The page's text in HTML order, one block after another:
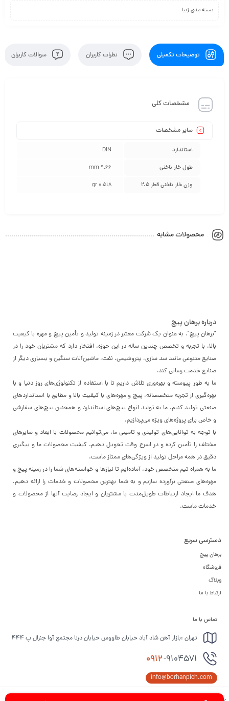
بسته بندی زیبا
توضیحات تکمیلی نظرات کاربران سوالات کاربران
مشخصات کلی
سایر مشخصات
استاندارد DIN
طول خار ناخنی 9.66 mm
وزن خار ناخنی قطر 2.5 0.518 gr
محصولات مشابه
درباره برهان پیچ
"برهان پیچ"، به عنوان یک شرکت معتبر در زمینه تولید و تأمین پیچ و مهره با کیفیت
بالا، با تجربه و تخصص چندین ساله در این حوزه، افتخار دارد که مشتریان خود را در
صنایع متنوعی مانند سد سازی، پتروشیمی، نفت، ماشین‌آلات سنگین و بسیاری دیگر از
صنایع خدمت رسانی کند.
ما به طور پیوسته و بهره‌وری تلاش داریم تا با استفاده از تکنولوژی‌های روز دنیا و با
بهره‌گیری از تجربه متخصصانه، پیچ و مهره‌های با کیفیت بالا و مطابق با استانداردهای
صنعتی تولید کنیم. ما به تولید انواع پیچ‌های استاندارد و همچنین پیچ‌های سفارشی
و خاص برای پروژه‌های ویژه می‌پردازیم.
با توجه به توانایی‌های تولیدی و تامینی ما، می‌توانیم محصولات با ابعاد و سایزهای
مختلف را تأمین کرده و در اسرع وقت تحویل دهیم. کیفیت محصولات ما و پیگیری
دقیق در همه مراحل تولید از ویژگی‌های ممتاز ماست.
ما به همراه تیم متخصص خود، آماده‌ایم تا نیازها و خواسته‌های شما را در زمینه پیچ و
مهره‌های صنعتی برآورده سازیم و به شما بهترین محصولات و خدمات را ارائه دهیم.
هدف ما ایجاد ارتباطات طویل‌مدت با مشتریان و ایجاد رضایت آنها از محصولات و
خدمات ماست.
دسترسی سریع
برهان پیچ
فروشگاه
وبلاگ
ارتباط با ما
تماس با ما
تهران :بازار آهن شاد آباد خیابان طاووس خیابان درنا مجتمع آوا جنرال پ 444
0912-9104571
info@borhanpich.com